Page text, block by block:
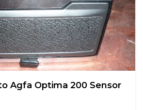
Agfa Optima 200 Sensor